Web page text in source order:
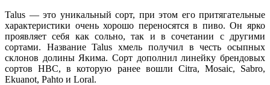
Talus — это уникальный сорт, при этом его притягательные
характеристики очень хорошо переносятся в пиво. Он ярко
проявляет себя как сольно, так и в сочетании с другими
сортами. Название Talus хмель получил в честь осыпных
склонов долины Якима. Сорт дополнил линейку брендовых
сортов HBC, в которую ранее вошли Citra, Mosaic, Sabro,
Ekuanot, Pahto и Loral.